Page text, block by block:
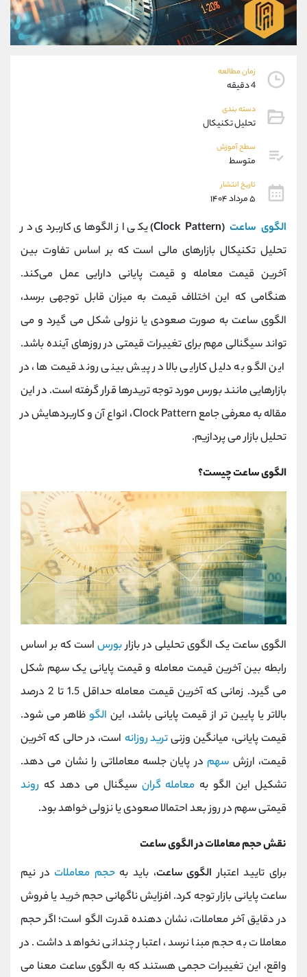
زمان مطالعه
4 دقیقه
دسته بندی
تحلیل تکنیکال
سطح آموزش
متوسط
تاریخ انتشار
۵ مرداد ۱۴۰۴
الگوی ساعت(Clock Pattern)
یکی از الگوهای کاربردی در
تحلیل تکنیکال بازارهای مالی است که بر اساس تفاوت بین
آخرین قیمت معامله و قیمت پایانی دارایی عمل می‌کند.
هنگامی که این اختلاف قیمت به میزان قابل توجهی برسد،
الگوی ساعت به صورت صعودی یا نزولی شکل می گیرد و می
‌تواند سیگنالی مهم برای تغییرات قیمتی در روزهای آینده باشد.
این الگو به دلیل کارایی بالا در پیش ‌بینی روند قیمت‌ ها، در
بازارهایی مانند بورس مورد توجه تریدرها قرار گرفته است. در این
مقاله به معرفی جامع Clock Pattern، انواع آن و کاربردهایش در
تحلیل بازار می ‌پردازیم.
الگوی ساعت چیست؟
الگوی ساعت یک الگوی تحلیلی در بازاربورس است که بر اساس
رابطه بین آخرین قیمت معامله و قیمت پایانی یک سهم شکل
می گیرد. زمانی که آخرین قیمت معامله حداقل 1.5 تا 2 درصد
بالاتر یا پایین ‌تر از قیمت پایانی باشد، این الگو ظاهر می ‌شود.
قیمت پایانی، میانگین وزنیترید روزانه است، در حالی که آخرین
قیمت، ارزش سهم در پایان جلسه معاملاتی را نشان می ‌دهد.
تشکیل این الگو به معامله‌ گران سیگنال می ‌دهد که روند
قیمتی سهم در روز بعد احتمالا صعودی یا نزولی خواهد بود.
نقش حجم معاملات در الگوی ساعت
برای تایید اعتبار الگوی ساعت، باید بهحجم معاملات در نیم
ساعت پایانی بازار توجه کرد. افزایش ناگهانی حجم خرید یا فروش
در دقایق آخر معاملات، نشان‌ دهنده قدرت الگو است؛ اگر حجم
معاملات به حجم مبنا نرسد، اعتبار چندانی نخواهد داشت. در
واقع، این تغییرات حجمی هستند که به الگوی ساعت معنا می
09194198792
واتساپ شروع گفتگو
تلگرام @Armteam_admin_33
پشتیبان فروش
موبایل
اطلاعات تماس
تلفن 021-22021030
021-22021040
بدون پیش شماره
اینستاگرام @alireza.mehrabii
کانال تلگرام @alirezamehrabi_com
@alirezamehrabi_official